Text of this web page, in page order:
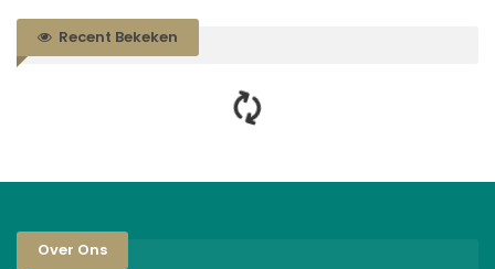
Recent Bekeken
Over Ons